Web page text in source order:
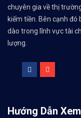
chuyên gia về thị
kiếm tiền. Bên cạnh
dào trong lĩnh vực tài
lượng.
Hướng Dẫn